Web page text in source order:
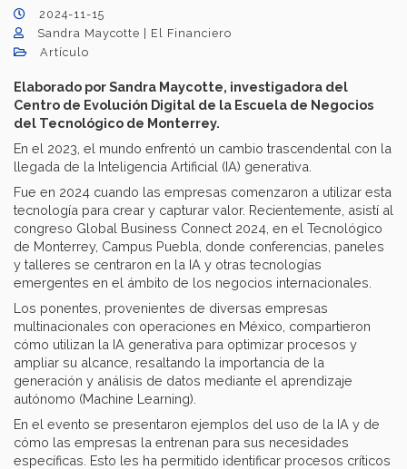
2024-11-15
Sandra Maycotte | El Financiero
Artículo
Elaborado por Sandra Maycotte, investigadora del
Centro de Evolución Digital de la Escuela de Negocios
del Tecnológico de Monterrey.
En el 2023, el mundo enfrentó un cambio trascendental con la
llegada de la Inteligencia Artificial (IA) generativa.
Fue en 2024 cuando las empresas comenzaron a utilizar esta
tecnología para crear y capturar valor. Recientemente, asistí al
congreso Global Business Connect 2024, en el Tecnológico
de Monterrey, Campus Puebla, donde conferencias, paneles
y talleres se centraron en la IA y otras tecnologías
emergentes en el ámbito de los negocios internacionales.
Los ponentes, provenientes de diversas empresas
multinacionales con operaciones en México, compartieron
cómo utilizan la IA generativa para optimizar procesos y
ampliar su alcance, resaltando la importancia de la
generación y análisis de datos mediante el aprendizaje
autónomo (Machine Learning).
En el evento se presentaron ejemplos del uso de la IA y de
cómo las empresas la entrenan para sus necesidades
específicas. Esto les ha permitido identificar procesos críticos